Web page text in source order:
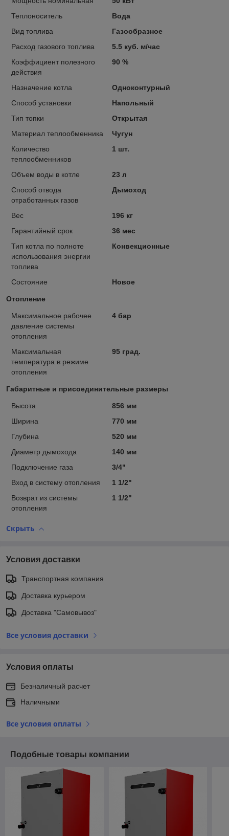
Теплоноситель
Вода
Вид топлива
Газообразное
Расход газового топлива
5.5 куб. м/час
Коэффициент полезного
действия
90 %
Назначение котла
Одноконтурный
Способ установки
Напольный
Тип топки
Открытая
Материал теплообменника
Чугун
Количество
теплообменников
1 шт.
Объем воды в котле
23 л
Способ отвода
отработанных газов
Дымоход
Вес
196 кг
Гарантийный срок
36 мес
Тип котла по полноте
использования энергии
топлива
Конвекционные
Состояние Новое
Отопление
Максимальное рабочее
давление системы
отопления
4 бар
Максимальная
температура в режиме
отопления
95 град.
Габаритные и присоединительные размеры
Высота
856 мм
Ширина
770 мм
Глубина
520 мм
Диаметр дымохода
140 мм
Подключение газа
3/4"
Вход в систему отопления
1 1/2"
Возврат из системы
отопления
1 1/2"
Скрыть
Условия доставки
Транспортная компания
Доставка курьером
Доставка "Самовывоз"
Все условия доставки
Условия оплаты
Безналичный расчет
Наличными
Все условия оплаты
Подобные товары компании